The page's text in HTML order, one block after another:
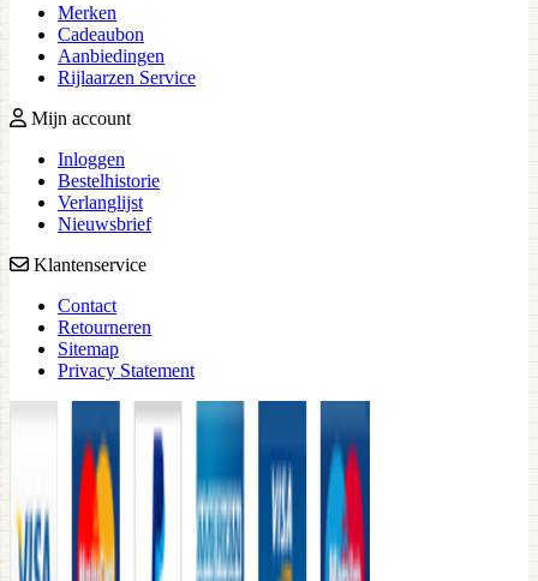
Merken
Cadeaubon
Aanbiedingen
Rijlaarzen Service
Mijn account
Inloggen
Bestelhistorie
Verlanglijst
Nieuwsbrief
Klantenservice
Contact
Retourneren
Sitemap
Privacy Statement